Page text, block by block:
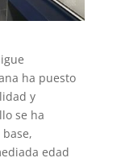
ha puesto
y
se ha
edad